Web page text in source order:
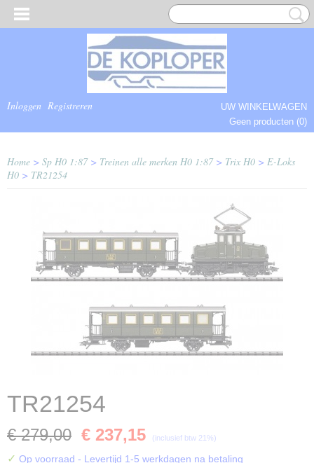
Inloggen Registreren
UW WINKELWAGEN
Geen producten (0)
Home > Sp H0 1:87> Treinen alle merken H0 1:87> Trix H0 > E-Loks
H0 > TR21254
TR21254
€ 279,00 € 237,15 (inclusief btw 21%)
✓ Op voorraad - Levertijd 1-5 werkdagen na betaling